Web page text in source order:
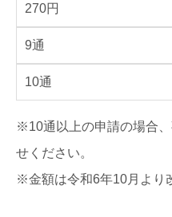
270円
9通
10通
※10通以上の申請の場合
せください。
※金額は令和6年10月より